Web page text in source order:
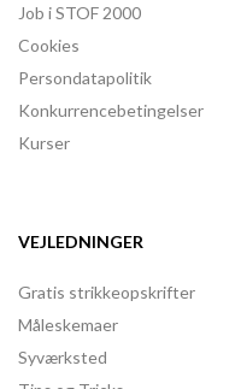
Job i STOF 2000
Cookies
Persondatapolitik
Konkurrencebetingelser
Kurser
VEJLEDNINGER
Gratis strikkeopskrifter
Måleskemaer
Syværksted